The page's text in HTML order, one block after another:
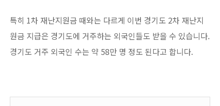
특히 1차 재난지원금 때와는 다르게 이번 경기도 2차 재난지
원금 지급은 경기도에 거주하는 외국인들도 받을 수 있습니다.
경기도 거주 외국인 수는 약 58만 명 정도 된다고 합니다.